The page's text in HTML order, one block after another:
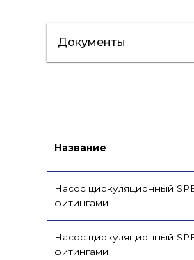
Документы
Название
Насос циркуляционный
фитингами
Насос циркуляционный
фитингами